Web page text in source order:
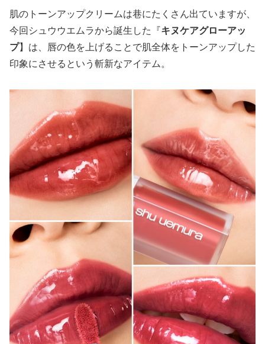
肌のトーンアップクリームは巷にたくさん出ていますが、
今回シュウウエムラから誕生した『キヌケアグローアッ
プ】は、唇の色を上げることで肌全体をトーンアップした
印象にさせるという斬新なアイテム。